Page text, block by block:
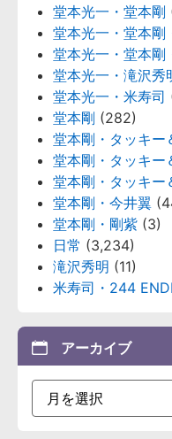
堂本光一・堂本剛
堂本光一・堂本剛
堂本光一・堂本剛
堂本光一・滝沢秀
堂本光一・米寿司
堂本剛 (282)
堂本剛・タッキー
堂本剛・タッキー
堂本剛・タッキー
堂本剛・今井翼
堂本剛・剛紫 (3)
日常 (3,234)
滝沢秀明 (11)
米寿司・244
アーカイブ